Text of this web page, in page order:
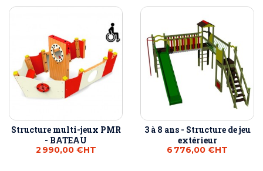
Structure multi-jeux PMR
- BATEAU
2 990,00 €HT
3 à 8 ans - Structure de jeu
extérieur
6 776,00 €HT